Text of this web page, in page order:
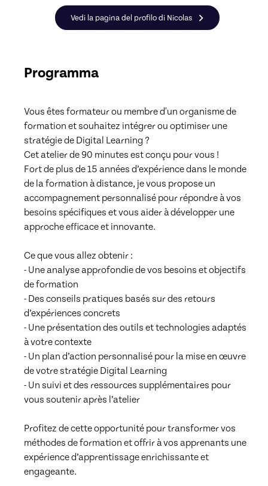
Vedi la pagina del profilo di Nicolas
Programma
Vous êtes formateur ou membre d'un organisme de
formation et souhaitez intégrer ou optimiser une
stratégie de Digital Learning ?
Cet atelier de 90 minutes est conçu pour vous !
Fort de plus de 15 années d’expérience dans le monde
de la formation à distance, je vous propose un
accompagnement personnalisé pour répondre à vos
besoins spécifiques et vous aider à développer une
approche efficace et innovante.
Ce que vous allez obtenir :
- Une analyse approfondie de vos besoins et objectifs
de formation
- Des conseils pratiques basés sur des retours
d’expériences concrets
- Une présentation des outils et technologies adaptés
à votre contexte
- Un plan d’action personnalisé pour la mise en œuvre
de votre stratégie Digital Learning
- Un suivi et des ressources supplémentaires pour
vous soutenir après l’atelier
Profitez de cette opportunité pour transformer vos
méthodes de formation et offrir à vos apprenants une
expérience d’apprentissage enrichissante et
engageante.